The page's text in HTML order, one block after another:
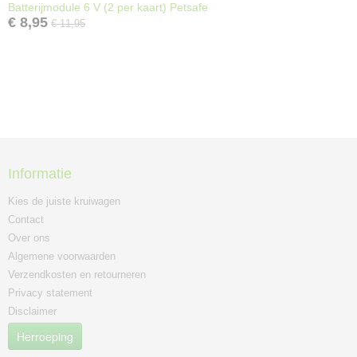
Batterijmodule 6 V (2 per kaart) Petsafe
€ 8,95 € 11,95
Informatie
Kies de juiste kruiwagen
Contact
Over ons
Algemene voorwaarden
Verzendkosten en retourneren
Privacy statement
Disclaimer
Herroeping